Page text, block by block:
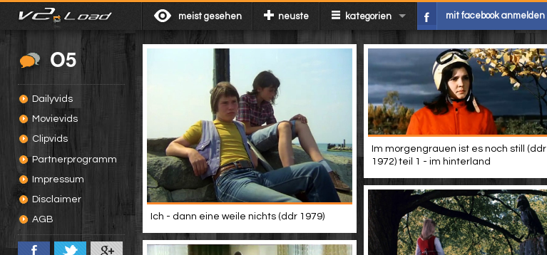
meist gesehen neuste kategorien mit facebook anmelden
O5
Dailyvids
Movievids
Clipvids
Partnerprogramm
Impressum
Disclaimer
AGB Ich - dann eine weile nichts (ddr 1979)
Im morgengrauen ist es noch still (ddr
1972) teil 1 - im hinterland